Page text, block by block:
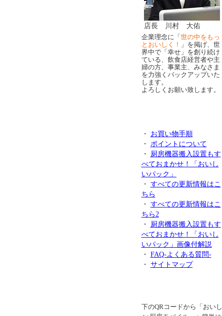
店長 川村 大佑
企業理念に「 世の中をもっ
とおいしく！ 」を掲げ、世
界中で「幸せ」を創り続け
ている、飲食店経営者や主
婦の方、事業主、みなさま
を力強くバックアップいた
します。
よろしくお願い致します。
・ お買い物手順
・ ポイントについて
・
厨房機器搬入設置もす
べておまかせ！「おいし
いパック」
・ すべての更新情報はこ
ちら
・ すべての更新情報はこ
ちら2
・
厨房機器搬入設置もす
べておまかせ！「おいし
いパック」画像付解説
・ FAQ-よくある質問-
・ サイトマップ
下のQRコードから「おいし